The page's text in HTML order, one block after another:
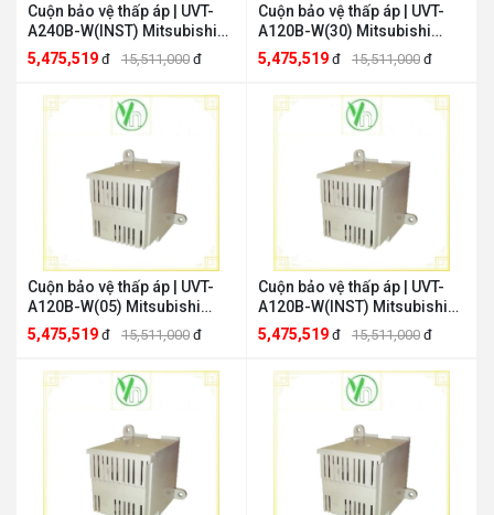
Cuộn bảo vệ thấp áp | UVT-
A240B-W(INST) Mitsubishi
UVT-A240B-W(INST)
5,475,519 đ 15,511,000 đ
Cuộn bảo vệ thấp áp | UVT-
A120B-W(30) Mitsubishi
UVT-A120B-W(30)
5,475,519 đ 15,511,000 đ
Cuộn bảo vệ thấp áp | UVT-
A120B-W(05) Mitsubishi
UVT-A120B-W(05)
5,475,519 đ 15,511,000 đ
Cuộn bảo vệ thấp áp | UVT-
A120B-W(INST) Mitsubishi
UVT-A120B-W(INST)
5,475,519 đ 15,511,000 đ